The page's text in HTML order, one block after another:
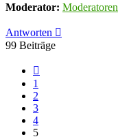
Moderator: Moderatoren
Antworten
99 Beiträge
1
2
3
4
5